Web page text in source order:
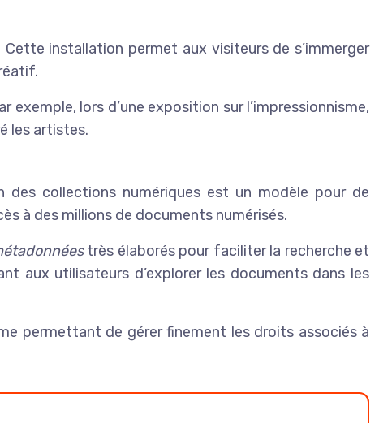
installation permet aux visiteurs de s’immerger
lors d’une exposition sur l’impressionnisme,
les artistes.
des collections numériques est un modèle pour de
à des millions de documents numérisés.
très élaborés pour faciliter la recherche et
aux utilisateurs d’explorer les documents dans les
permettant de gérer finement les droits associés à